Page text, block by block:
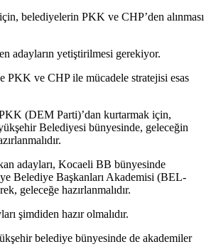
belediyelerin PKK ve CHP’den alınması
adayların yetiştirilmesi gerekiyor.
ve CHP ile mücadele stratejisi esas
(DEM Parti)’dan kurtarmak için,
Belediyesi bünyesinde, geleceğin
adayları, Kocaeli BB bünyesinde
Belediye Başkanları Akademisi (BEL-
geleceğe hazırlanmalıdır.
şimdiden hazır olmalıdır.
belediye bünyesinde de akademiler